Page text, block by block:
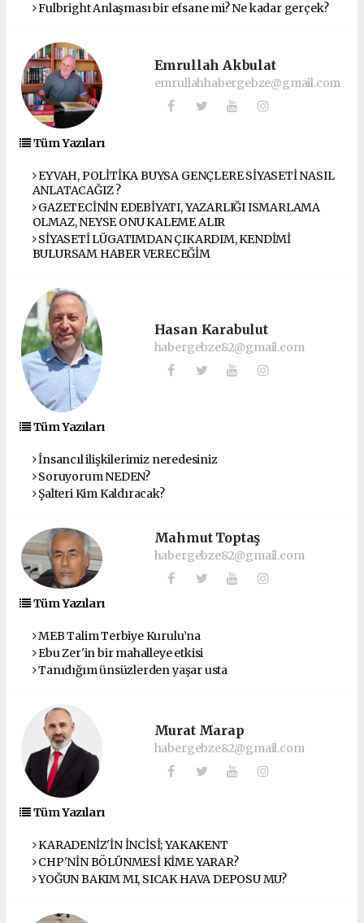
Fulbright Anlaşması bir efsane mi? Ne kadar gerçek?
Emrullah Akbulat
emrullahhabergebze@gmail.com
Tüm Yazıları
EYVAH, POLİTİKA BUYSA GENÇLERE SİYASETİ NASIL
ANLATACAĞIZ ?
GAZETECİNİN EDEBİYATI, YAZARLIĞI ISMARLAMA
OLMAZ, NEYSE ONU KALEME ALIR
SİYASETİ LÜGATIMDAN ÇIKARDIM, KENDİMİ
BULURSAM HABER VERECEĞİM
Hasan Karabulut
habergebze82@gmail.com
Tüm Yazıları
İnsancıl ilişkilerimiz neredesiniz
Soruyorum NEDEN?
Şalteri Kim Kaldıracak?
Mahmut Toptaş
habergebze82@gmail.com
Tüm Yazıları
MEB Talim Terbiye Kurulu’na
Ebu Zer'in bir mahalleye etkisi
Tanıdığım ünsüzlerden yaşar usta
Murat Marap
habergebze82@gmail.com
Tüm Yazıları
KARADENİZ'İN İNCİSİ; YAKAKENT
CHP'NİN BÖLÜNMESİ KİME YARAR?
YOĞUN BAKIM MI, SICAK HAVA DEPOSU MU?